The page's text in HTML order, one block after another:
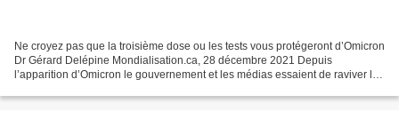
Ne croyez pas que la troisième dose ou les tests vous protégeront d’Omicron
Dr Gérard Delépine Mondialisation.ca, 28 décembre 2021 Depuis
l’apparition d’Omicron le gouvernement et les médias essaient de raviver la